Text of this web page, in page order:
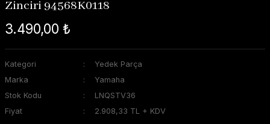
Zinciri 94568K0118
3.490,00 ₺
Kategori
Yedek Parça
Marka
Yamaha
Stok Kodu
LNQSTV36
Fiyat
2.908,33 TL + KDV